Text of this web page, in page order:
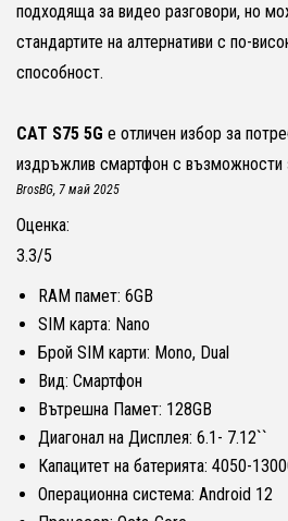
подходяща за видео разговори, но
стандартите на алтернативи с по-
способност.
CAT S75 5G е отличен избор за
издръжлив смартфон с възможности
BrosBG, 7 май 2025
Оценка:
3.3/5
RAM памет: 6GB
SIM карта: Nano
Брой SIM карти: Mono, Dual
Вид: Смартфон
Вътрешна Памет: 128GB
Диагонал на Дисплея: 6.1- 7.12``
Капацитет на батерията: 4050-
Операционна система: Android 12